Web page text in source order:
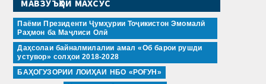
МАВЗӮЪҲОИ МАХСУС
Паёми Президенти Ҷумҳурии Тоҷикистон Эмомалӣ
Раҳмон ба Маҷлиси Олӣ
Даҳсолаи байналмилалии амал «Об барои рушди
устувор» солҳои 2018-2028
БАҲОГУЗОРИИ ЛОИҲАИ НБО «РОҒУН»